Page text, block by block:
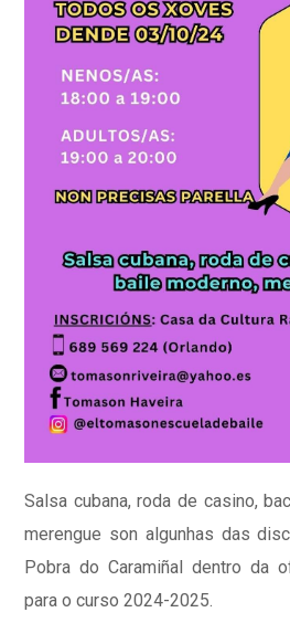
Salsa cubana, roda de casino,
merengue son algunhas das
Pobra do Caramiñal dentro da
para o curso 2024-2025.